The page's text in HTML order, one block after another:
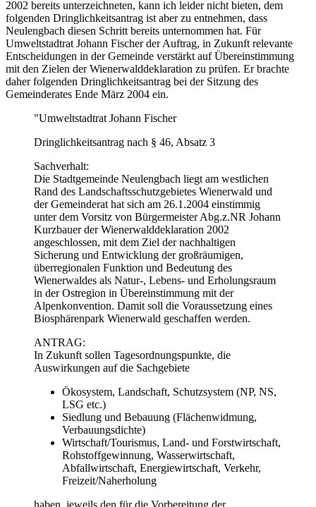
2002 bereits unterzeichneten, kann ich leider nicht bieten, dem
folgenden Dringlichkeitsantrag ist aber zu entnehmen, dass
Neulengbach diesen Schritt bereits unternommen hat. Für
Umweltstadtrat Johann Fischer der Auftrag, in Zukunft relevante
Entscheidungen in der Gemeinde verstärkt auf Übereinstimmung
mit den Zielen der Wienerwalddeklaration zu prüfen. Er brachte
daher folgenden Dringlichkeitsantrag bei der Sitzung des
Gemeinderates Ende März 2004 ein.
"Umweltstadtrat Johann Fischer
Dringlichkeitsantrag nach § 46, Absatz 3
Sachverhalt:
Die Stadtgemeinde Neulengbach liegt am westlichen
Rand des Landschaftsschutzgebietes Wienerwald und
der Gemeinderat hat sich am 26.1.2004 einstimmig
unter dem Vorsitz von Bürgermeister Abg.z.NR Johann
Kurzbauer der Wienerwalddeklaration 2002
angeschlossen, mit dem Ziel der nachhaltigen
Sicherung und Entwicklung der großräumigen,
überregionalen Funktion und Bedeutung des
Wienerwaldes als Natur-, Lebens- und Erholungsraum
in der Ostregion in Übereinstimmung mit der
Alpenkonvention. Damit soll die Voraussetzung eines
Biosphärenpark Wienerwald geschaffen werden.
ANTRAG:
In Zukunft sollen Tagesordnungspunkte, die
Auswirkungen auf die Sachgebiete
Ökosystem, Landschaft, Schutzsystem (NP, NS,
LSG etc.)
Siedlung und Bebauung (Flächenwidmung,
Verbauungsdichte)
Wirtschaft/Tourismus, Land- und Forstwirtschaft,
Rohstoffgewinnung, Wasserwirtschaft,
Abfallwirtschaft, Energiewirtschaft, Verkehr,
Freizeit/Naherholung